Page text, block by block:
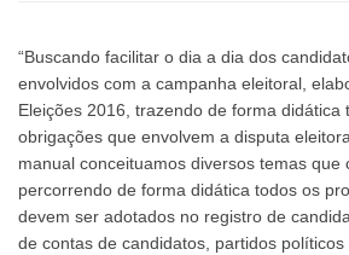
“Buscando facilitar o dia a dia dos
envolvidos com a campanha eleitoral,
Eleições 2016, trazendo de forma didática
obrigações que envolvem a disputa
manual conceituamos diversos temas que
percorrendo de forma didática todos os
devem ser adotados no registro de
de contas de candidatos, partidos